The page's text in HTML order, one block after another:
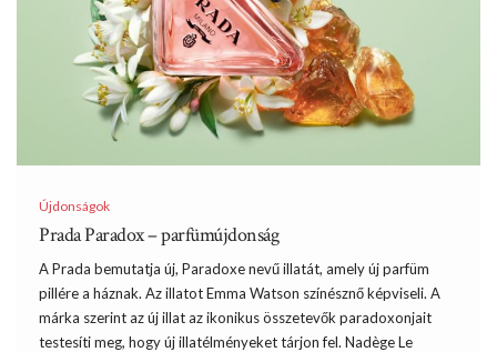
Újdonságok
Prada Paradox – parfümújdonság
A Prada bemutatja új, Paradoxe nevű illatát, amely új parfüm
pillére a háznak. Az illatot Emma Watson színésznő képviseli. A
márka szerint az új illat az ikonikus összetevők paradoxonjait
testesíti meg, hogy új illatélményeket tárjon fel. Nadège Le